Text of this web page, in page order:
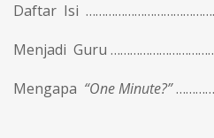
Daftar Isi
Menjadi Guru
Mengapa “One Minute?”